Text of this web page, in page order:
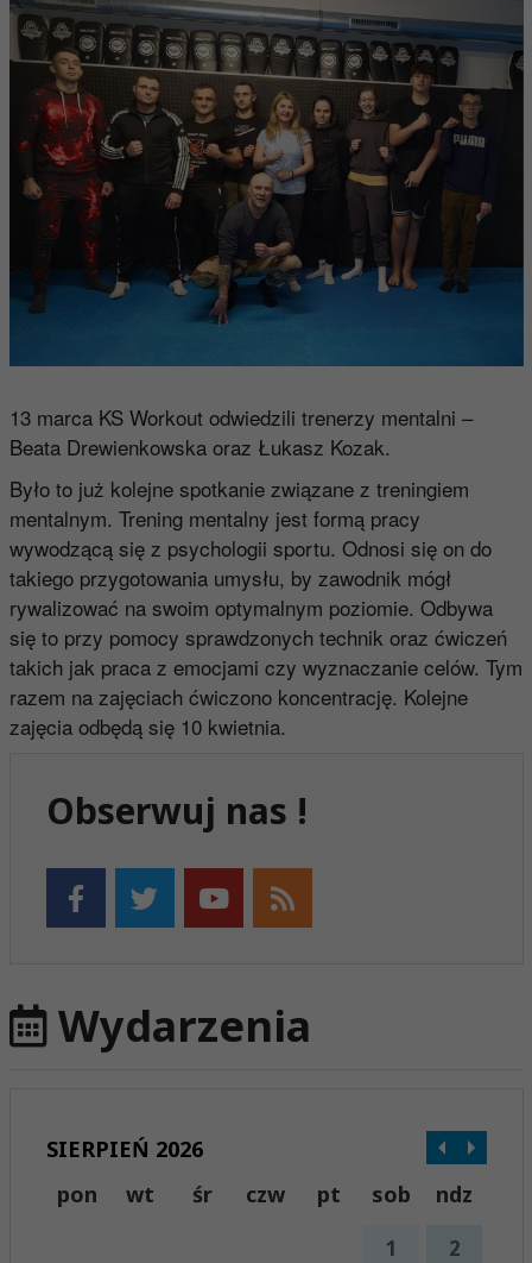
13 marca KS Workout odwiedzili trenerzy mentalni –
Beata Drewienkowska oraz Łukasz Kozak.
Było to już kolejne spotkanie związane z treningiem
mentalnym. Trening mentalny jest formą pracy
wywodzącą się z psychologii sportu. Odnosi się on do
takiego przygotowania umysłu, by zawodnik mógł
rywalizować na swoim optymalnym poziomie. Odbywa
się to przy pomocy sprawdzonych technik oraz ćwiczeń
takich jak praca z emocjami czy wyznaczanie celów. Tym
razem na zajęciach ćwiczono koncentrację. Kolejne
zajęcia odbędą się 10 kwietnia.
Obserwuj nas !
Wydarzenia
SIERPIEŃ 2026
pon
wt śr czw pt sob ndz
1 2